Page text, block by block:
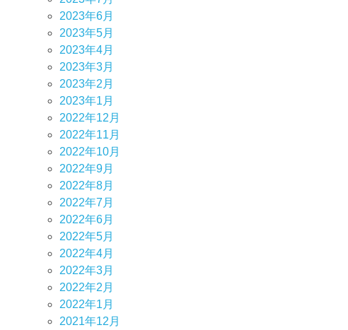
2023年6月
2023年5月
2023年4月
2023年3月
2023年2月
2023年1月
2022年12月
2022年11月
2022年10月
2022年9月
2022年8月
2022年7月
2022年6月
2022年5月
2022年4月
2022年3月
2022年2月
2022年1月
2021年12月